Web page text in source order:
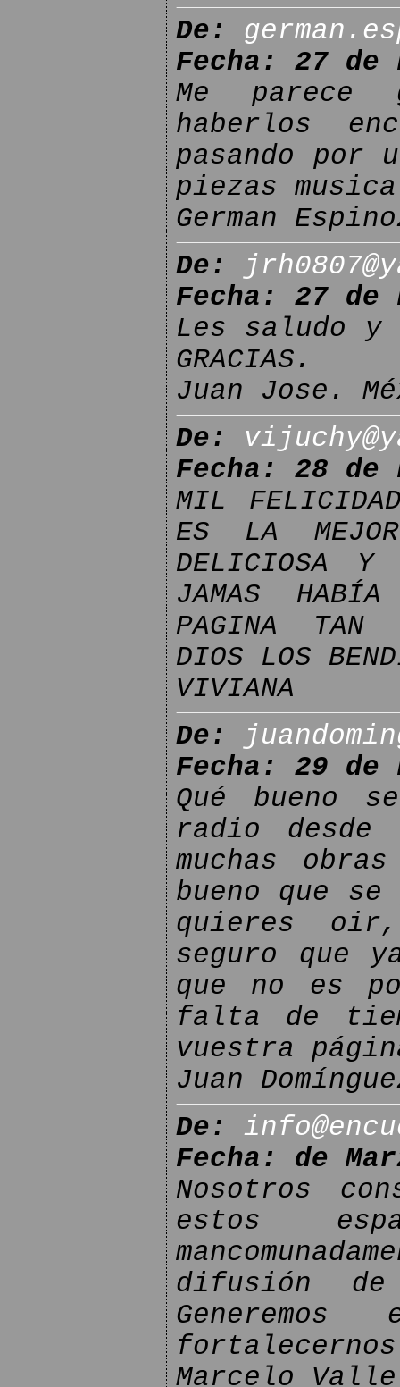
De:
Fecha: 27 de
Me parece
haberlos
pasando por
piezas
German
De:
Fecha: 27 de
Les saludo
GRACIAS.
Juan Jose.
De:
Fecha: 28 de
MIL
ES LA
DELICIOSA Y
JAMAS
PAGINA TAN
DIOS LOS
VIVIANA
De:
Fecha: 29 de
Qué bueno
radio desde
muchas
bueno que
quieres
seguro que
que no es
falta de
vuestra
Juan
De:
Fecha: de
Nosotros
estos
difusión
Marcelo